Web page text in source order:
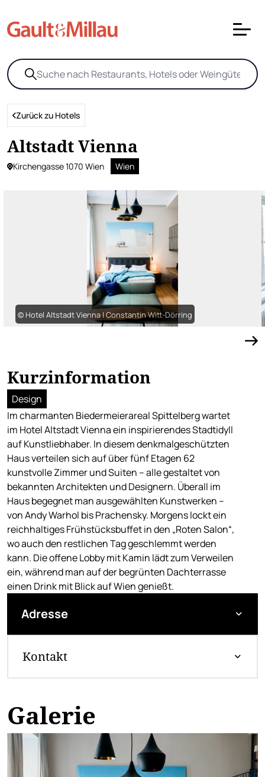
Zurück zu Hotels
Altstadt Vienna
Kirchengasse 1070 Wien Wien
© Hotel Altstadt Vienna | Constantin Witt-Dörring
Kurzinformation
Design
Im charmanten Biedermeierareal Spittelberg wartet
im Hotel Altstadt Vienna ein inspirierendes Stadtidyll
auf Kunstliebhaber. In diesem denkmalgeschützten
Haus verteilen sich auf über fünf Etagen 62
kunstvolle Zimmer und Suiten – alle gestaltet von
bekannten Architekten und Designern. Überall im
Haus begegnet man ausgewählten Kunstwerken –
von Andy Warhol bis Prachensky. Morgens lockt ein
reichhaltiges Frühstücksbuffet in den „Roten Salon“,
wo auch den restlichen Tag geschlemmt werden
kann. Die offene Lobby mit Kamin lädt zum Verweilen
ein, während man auf der begrünten Dachterrasse
einen Drink mit Blick auf Wien genießt.
Adresse
Kontakt
Galerie